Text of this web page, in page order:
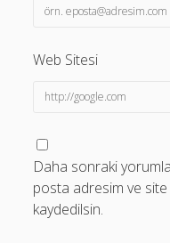
Web Sitesi
Daha sonraki
posta adresim ve site
kaydedilsin.